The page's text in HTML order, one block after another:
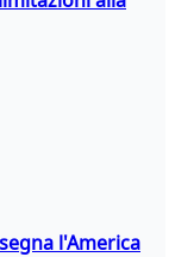
l'America